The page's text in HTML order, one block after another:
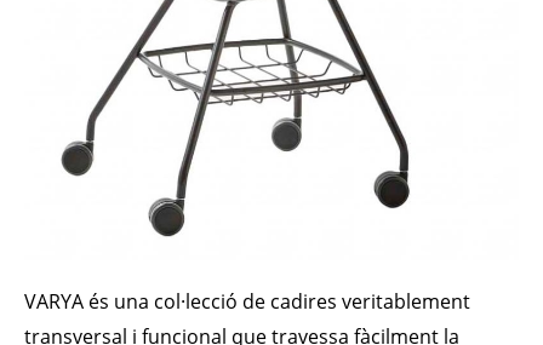
VARYA és una col·lecció de cadires veritablement
transversal i funcional que travessa fàcilment la